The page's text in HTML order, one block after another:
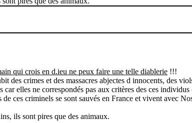
qui crois en d.ieu ne peux faire une telle diablerie !!!
des crimes et des massacres abjectes d innocents, des
elles ne correspondés pas aux critères des ces
ces criminels se sont sauvés en France et vivent avec
ils sont pires que des animaux.